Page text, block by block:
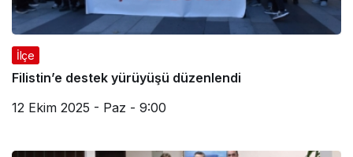
İlçe
Filistin’e destek yürüyüşü düzenlendi
12 Ekim 2025 - Paz - 9:00